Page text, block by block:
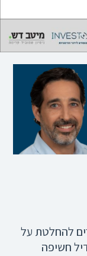
להחלטת על
חשיפה